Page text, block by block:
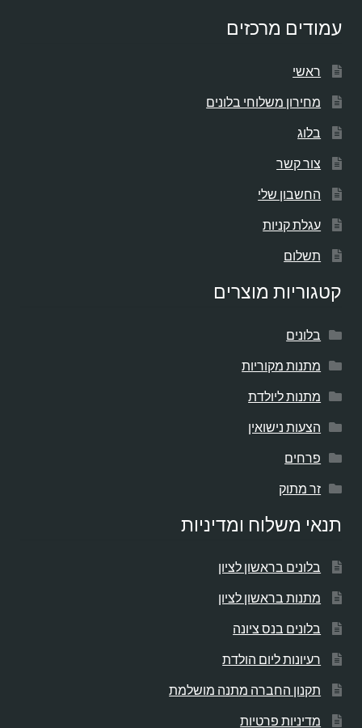
עמודים מרכזים
ראשי
מחירון משלוחי בלונים
בלוג
צור קשר
החשבון שלי
עגלת קניות
תשלום
קטגוריות מוצרים
בלונים
מתנות מקוריות
מתנות ליולדת
הצעות נישואין
פרחים
זר מתוק
תנאי משלוח ומדיניות
בלונים בראשון לציון
מתנות בראשון לציון
בלונים בנס ציונה
רעיונות ליום הולדת
תקנון החברה מתנה מושלמת
מדיניות פרטיות